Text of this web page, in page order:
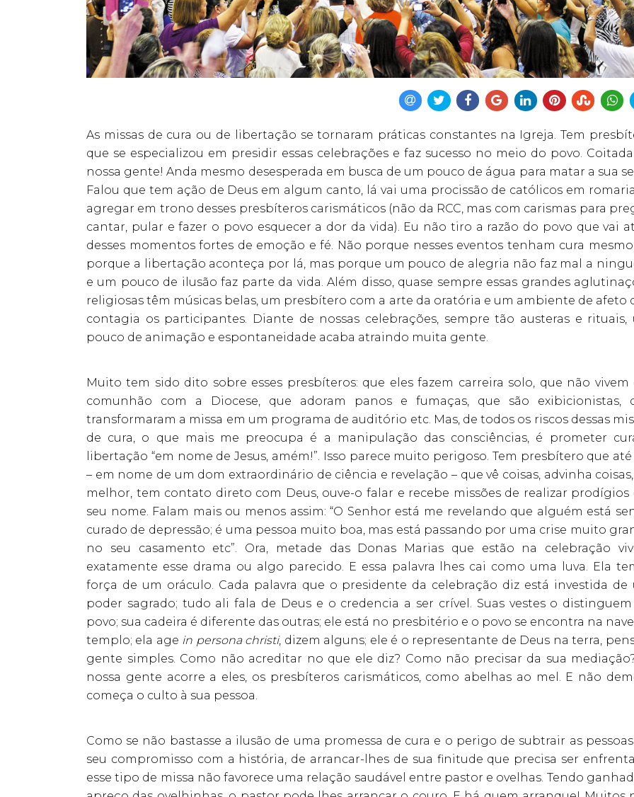
As missas de cura ou de libertação se tornaram práticas constantes na Igreja. Tem
que se especializou em presidir essas celebrações e faz sucesso no meio do povo.
nossa gente! Anda mesmo desesperada em busca de um pouco de água para matar a sua
Falou que tem ação de Deus em algum canto, lá vai uma procissão de católicos em
agregar em trono desses presbíteros carismáticos (não da RCC, mas com carismas para
cantar, pular e fazer o povo esquecer a dor da vida). Eu não tiro a razão do povo que vai
desses momentos fortes de emoção e fé. Não porque nesses eventos tenham cura
porque a libertação aconteça por lá, mas porque um pouco de alegria não faz mal a
e um pouco de ilusão faz parte da vida. Além disso, quase sempre essas grandes
religiosas têm músicas belas, um presbítero com a arte da oratória e um ambiente de afeto
contagia os participantes. Diante de nossas celebrações, sempre tão austeras e rituais,
pouco de animação e espontaneidade acaba atraindo muita gente.
Muito tem sido dito sobre esses presbíteros: que eles fazem carreira solo, que não vivem
comunhão com a Diocese, que adoram panos e fumaças, que são exibicionistas,
transformaram a missa em um programa de auditório etc. Mas, de todos os riscos dessas
de cura, o que mais me preocupa é a manipulação das consciências, é prometer
libertação “em nome de Jesus, amém!”. Isso parece muito perigoso. Tem presbítero que
– em nome de um dom extraordinário de ciência e revelação – que vê coisas, advinha
melhor, tem contato direto com Deus, ouve-o falar e recebe missões de realizar prodígios
seu nome. Falam mais ou menos assim: “O Senhor está me revelando que alguém está
curado de depressão; é uma pessoa muito boa, mas está passando por uma crise muito
no seu casamento etc”. Ora, metade das Donas Marias que estão na celebração
exatamente esse drama ou algo parecido. E essa palavra lhes cai como uma luva. Ela
força de um oráculo. Cada palavra que o presidente da celebração diz está investida de
poder sagrado; tudo ali fala de Deus e o credencia a ser crível. Suas vestes o
povo; sua cadeira é diferente das outras; ele está no presbitério e o povo se encontra na
templo; ela age in persona christi, dizem alguns; ele é o representante de Deus na terra,
gente simples. Como não acreditar no que ele diz? Como não precisar da sua
nossa gente acorre a eles, os presbíteros carismáticos, como abelhas ao mel. E não
começa o culto à sua pessoa.
Como se não bastasse a ilusão de uma promessa de cura e o perigo de subtrair as
seu compromisso com a história, de arrancar-lhes de sua finitude que precisa ser
esse tipo de missa não favorece uma relação saudável entre pastor e ovelhas. Tendo